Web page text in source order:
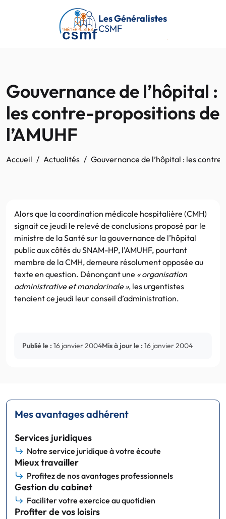
Passer au contenu principal
Les Généralistes
CSMF
Gouvernance de l’hôpital :
les contre-propositions de
l’AMUHF
Accueil Actualités Gouvernance de l’hôpital : les
Alors que la coordination médicale hospitalière (CMH)
signait ce jeudi le relevé de conclusions proposé par le
ministre de la Santé sur la gouvernance de l’hôpital
public aux côtés du SNAM-HP, l’AMUHF, pourtant
membre de la CMH, demeure résolument opposée au
texte en question. Dénonçant une « organisation
administrative et mandarinale », les urgentistes
tenaient ce jeudi leur conseil d’administration.
Publié le : 16 janvier 2004Mis à jour le : 16 janvier 2004
Mes avantages adhérent
Services juridiques
Notre service juridique à votre écoute
Mieux travailler
Profitez de nos avantages professionnels
Gestion du cabinet
Faciliter votre exercice au quotidien
Profiter de vos loisirs